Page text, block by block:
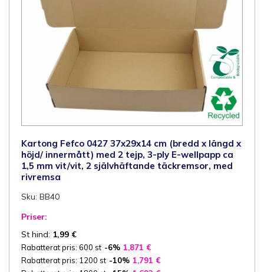
mängd
Kartong Fefco 0427 37x29x14 cm (bredd x längd x
höjd/ innermått) med 2 tejp, 3-ply E-wellpapp ca
1,5 mm vit/vit, 2 självhäftande täckremsor, med
rivremsa
Sku: BB40
Priser:
St hind: 1,99 €
Rabatterat pris: 600 st -6% 1,871 €
Rabatterat pris: 1200 st -10% 1,791 €